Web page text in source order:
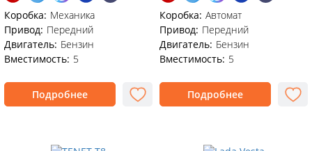
Коробка: Механика
Привод: Передний
Двигатель: Бензин
Вместимость: 5
Подробнее
Коробка: Автомат
Привод: Передний
Двигатель: Бензин
Вместимость: 5
Подробнее